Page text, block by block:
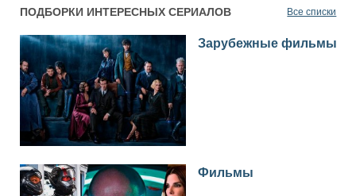
ПОДБОРКИ ИНТЕРЕСНЫХ СЕРИАЛОВ Все списки
Зарубежные фильмы
Фильмы